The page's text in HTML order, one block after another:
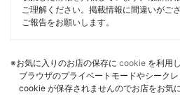
ご理解ください。掲載情報に間違いがご
ご報告をお願いします。
※お気に入りのお店の保存に cookie を利用
ブラウザのプライベートモードやシーク
cookie が保存されませんのでお店をお気